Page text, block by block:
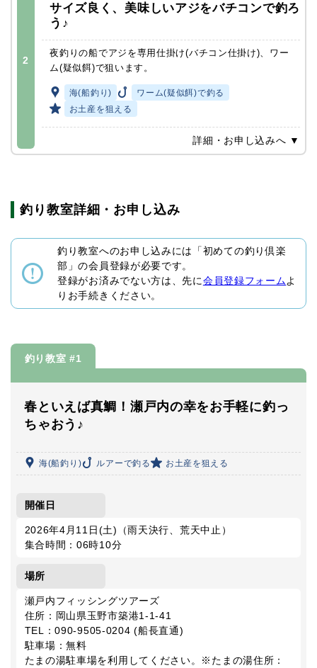
2
サイズ良く、美味しいアジをバチコンで釣ろ
う♪
夜釣りの船でアジを専用仕掛け(バチコン仕掛け)、ワー
ム(疑似餌)で狙います。
海(船釣り)
ワーム(疑似餌)で釣る
お土産を狙える
詳細・お申し込みへ ▼
釣り教室詳細・お申し込み
釣り教室へのお申し込みには「初めての釣り倶楽
部」の会員登録が必要です。
登録がお済みでない方は、先に会員登録フォームよ
りお手続きください。
釣り教室 #1
春といえば真鯛！瀬戸内の幸をお手軽に釣っ
ちゃおう♪
海(船釣り) ルアーで釣る お土産を狙える
開催日
2026年4月11日(土)（雨天決行、荒天中止）
集合時間：06時10分
場所
瀬戸内フィッシングツアーズ
住所：岡山県玉野市築港1-1-41
TEL：090-9505-0204 (船長直通)
駐車場：無料
たまの湯駐車場を利用してください。※たまの湯住所：